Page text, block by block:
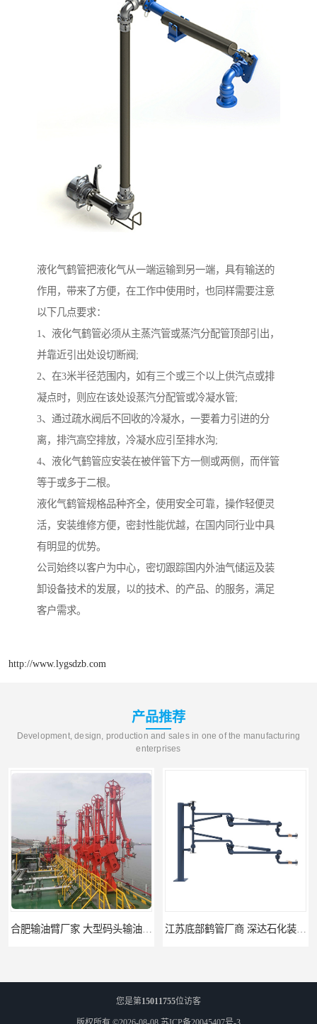
液化气鹤管把液化气从一端运输到另一端，具有输送的
作用，带来了方便，在工作中使用时，也同样需要注意
以下几点要求：
1、液化气鹤管必须从主蒸汽管或蒸汽分配管顶部引出，
并靠近引出处设切断阀;
2、在3米半径范围内，如有三个或三个以上供汽点或排
凝点时，则应在该处设蒸汽分配管或冷凝水管;
3、通过疏水阀后不回收的冷凝水，一要着力引进的分
离，排汽高空排放，冷凝水应引至排水沟;
4、液化气鹤管应安装在被伴管下方一侧或两侧，而伴管
等于或多于二根。
液化气鹤管规格品种齐全，使用安全可靠，操作轻便灵
活，安装维修方便，密封性能优越，在国内同行业中具
有明显的优势。
公司始终以客户为中心，密切跟踪国内外油气储运及装
卸设备技术的发展，以的技术、的产品、的服务，满足
客户需求。
http://www.lygsdzb.com
产品推荐
Development, design, production and sales in one of the manufacturing
enterprises
合肥输油臂厂家 大型码头输油臂 输油臂安装 江苏底部鹤管厂商 深达石化装备有限公司
您是第15011755位访客